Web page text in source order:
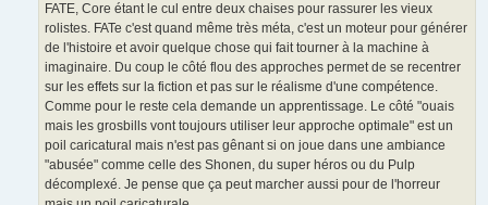
FATE, Core étant le cul entre deux chaises pour rassurer les vieux
rolistes. FATe c'est quand même très méta, c'est un moteur pour générer
de l'histoire et avoir quelque chose qui fait tourner à la machine à
imaginaire. Du coup le côté flou des approches permet de se recentrer
sur les effets sur la fiction et pas sur le réalisme d'une compétence.
Comme pour le reste cela demande un apprentissage. Le côté "ouais
mais les grosbills vont toujours utiliser leur approche optimale" est un
poil caricatural mais n'est pas gênant si on joue dans une ambiance
"abusée" comme celle des Shonen, du super héros ou du Pulp
décomplexé. Je pense que ça peut marcher aussi pour de l'horreur